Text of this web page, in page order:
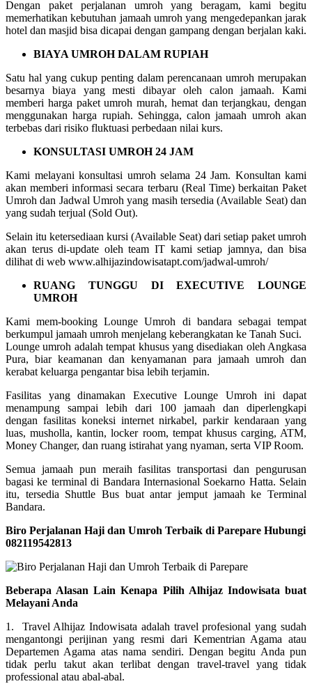
Dengan paket perjalanan umroh yang beragam, kami begitu
memerhatikan kebutuhan jamaah umroh yang mengedepankan jarak
hotel dan masjid bisa dicapai dengan gampang dengan berjalan kaki.
BIAYA UMROH DALAM RUPIAH
Satu hal yang cukup penting dalam perencanaan umroh merupakan
besarnya biaya yang mesti dibayar oleh calon jamaah. Kami
memberi harga paket umroh murah, hemat dan terjangkau, dengan
menggunakan harga rupiah. Sehingga, calon jamaah umroh akan
terbebas dari risiko fluktuasi perbedaan nilai kurs.
KONSULTASI UMROH 24 JAM
Kami melayani konsultasi umroh selama 24 Jam. Konsultan kami
akan memberi informasi secara terbaru (Real Time) berkaitan Paket
Umroh dan Jadwal Umroh yang masih tersedia (Available Seat) dan
yang sudah terjual (Sold Out).
Selain itu ketersediaan kursi (Available Seat) dari setiap paket umroh
akan terus di-update oleh team IT kami setiap jamnya, dan bisa
dilihat di web www.alhijazindowisatapt.com/jadwal-umroh/
RUANG TUNGGU DI EXECUTIVE LOUNGE
UMROH
Kami mem-booking Lounge Umroh di bandara sebagai tempat
berkumpul jamaah umroh menjelang keberangkatan ke Tanah Suci.
Lounge umroh adalah tempat khusus yang disediakan oleh Angkasa
Pura, biar keamanan dan kenyamanan para jamaah umroh dan
kerabat keluarga pengantar bisa lebih terjamin.
Fasilitas yang dinamakan Executive Lounge Umroh ini dapat
menampung sampai lebih dari 100 jamaah dan diperlengkapi
dengan fasilitas koneksi internet nirkabel, parkir kendaraan yang
luas, musholla, kantin, locker room, tempat khusus carging, ATM,
Money Changer, dan ruang istirahat yang nyaman, serta VIP Room.
Semua jamaah pun meraih fasilitas transportasi dan pengurusan
bagasi ke terminal di Bandara Internasional Soekarno Hatta. Selain
itu, tersedia Shuttle Bus buat antar jemput jamaah ke Terminal
Bandara.
Biro Perjalanan Haji dan Umroh Terbaik di Parepare Hubungi
082119542813
Beberapa Alasan Lain Kenapa Pilih Alhijaz Indowisata buat
Melayani Anda
1. Travel Alhijaz Indowisata adalah travel profesional yang sudah
mengantongi perijinan yang resmi dari Kementrian Agama atau
Departemen Agama atas nama sendiri. Dengan begitu Anda pun
tidak perlu takut akan terlibat dengan travel-travel yang tidak
professional atau abal-abal.